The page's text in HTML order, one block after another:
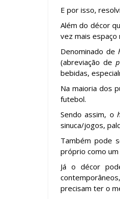
E por isso,
Além do décor
vez mais
Denominado de
(abreviação de
bebidas,
Na maioria dos
futebol.
Sendo assim, o
sinuca/jogos,
Também pode
próprio como um
Já o décor
precisam ter o